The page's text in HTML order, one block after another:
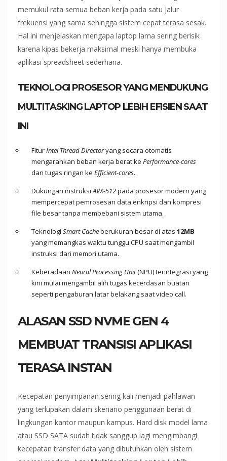
memukul rata semua beban kerja pada satu jalur
frekuensi yang sama sehingga sistem cepat terasa sesak.
Hal ini menjelaskan mengapa laptop lama sering berisik
karena kipas bekerja maksimal meski hanya membuka
aplikasi spreadsheet sederhana.
TEKNOLOGI PROSESOR YANG MENDUKUNG
MULTITASKING LAPTOP LEBIH EFISIEN SAAT
INI
FiturIntel Thread Directoryang secara otomatis
mengarahkan beban kerja berat ke Performance-cores
dan tugas ringan ke Efficient-cores.
Dukungan instruksiAVX-512pada prosesor modern yang
mempercepat pemrosesan data enkripsi dan kompresi
file besar tanpa membebani sistem utama.
Teknologi Smart Cacheberukuran besar di atas 12MB
yang memangkas waktu tunggu CPU saat mengambil
instruksi dari memori utama.
Keberadaan Neural Processing Unit(NPU) terintegrasi yang
kini mulai mengambil alih tugas kecerdasan buatan
seperti pengaburan latar belakang saat video call.
ALASAN SSD NVME GEN 4
MEMBUAT TRANSISI APLIKASI
TERASA INSTAN
Kecepatan penyimpanan sering kali menjadi pahlawan
yang terlupakan dalam skenario penggunaan berat di
lingkungan kantor maupun kampus. Hard disk model lama
atau SSD SATA sudah tidak sanggup lagi mengimbangi
kecepatan transfer data yang dibutuhkan oleh sistem